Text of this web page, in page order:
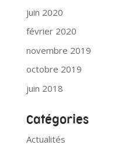
juin 2020
février 2020
novembre 2019
octobre 2019
juin 2018
Catégories
Actualités